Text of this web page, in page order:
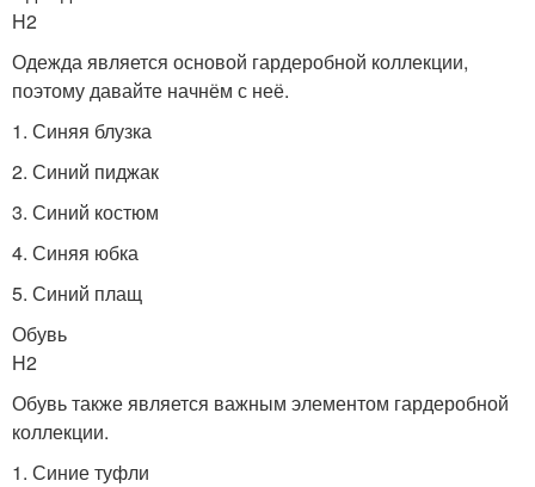
H2
Одежда является основой гардеробной коллекции,
поэтому давайте начнём с неё.
1. Синяя блузка
2. Синий пиджак
3. Синий костюм
4. Синяя юбка
5. Синий плащ
Обувь
H2
Обувь также является важным элементом гардеробной
коллекции.
1. Синие туфли